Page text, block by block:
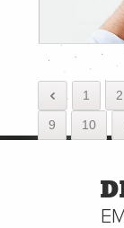
1 2
9 10